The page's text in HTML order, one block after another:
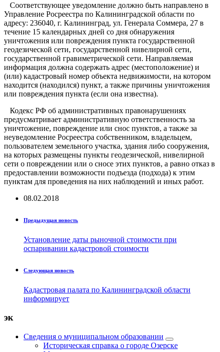
Соответствующее уведомление должно быть направлено в
Управление Росреестра по Калининградской области по
адресу: 236040, г. Калининград, ул. Генерала Соммера, 27 в
течение 15 календарных дней со дня обнаружения
уничтожения или повреждения пункта государственной
геодезической сети, государственной нивелирной сети,
государственной гравиметрической сети. Направляемая
информация должна содержать адрес (местоположение) и
(или) кадастровый номер объекта недвижимости, на котором
находится (находился) пункт, а также причины уничтожения
или повреждения пункта (если она известна).
Кодекс РФ об административных правонарушениях
предусматривает административную ответственность за
уничтожение, повреждение или снос пунктов, а также за
неуведомление Росреестра собственником, владельцем,
пользователем земельного участка, здания либо сооружения,
на которых размещены пункты геодезической, нивелирной
сети о повреждении или о сносе этих пунктов, а равно отказ в
предоставлении возможности подъезда (подхода) к этим
пунктам для проведения на них наблюдений и иных работ.
08.02.2018
Предыдущая новость
Установление даты рыночной стоимости при
оспаривании кадастровой стоимости
Следующая новость
Кадастровая палата по Калининградской области
информирует
эк
Сведения о муниципальном образовании
Историческая справка о городе Озерске